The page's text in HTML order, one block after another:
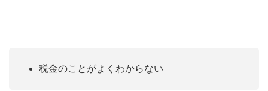
税金のことがよくわからない